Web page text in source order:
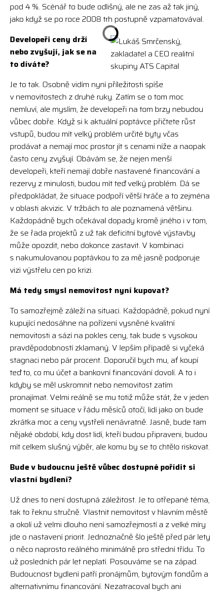
pod 4 %. Scénář to bude odlišný, ale ne zas až tak jiný,
jako když se po roce 2008 trh postupně vzpamatovával.
Developeři ceny drží
nebo zvyšují, jak se na
to díváte?
Je to tak. Osobně vidím nyní příležitosti spíše
v nemovitostech z druhé ruky. Zatím se o tom moc
nemluví, ale myslím, že developeři na tom brzy nebudou
vůbec dobře. Když si k aktuální poptávce přičtete růst
vstupů, budou mít velký problém určité byty včas
prodávat a nemají moc prostor jít s cenami níže a naopak
často ceny zvyšují. Obávám se, že nejen menší
developeři, kteří nemají dobře nastavené financování a
rezervy z minulosti, budou mít teď velký problém. Dá se
předpokládat, že situace podpoří větší hráče a to zejména
v oblasti akvizic. V tržbách to ale poznamená většinu.
Každopádně bych očekával dopady kromě jiného i v tom,
že se řada projektů z už tak deficitní bytové výstavby
může opozdit, nebo dokonce zastavit. V kombinaci
s nakumulovanou poptávkou to za mě jasně podporuje
vizi výstřelu cen po krizi.
Má tedy smysl nemovitost nyní kupovat?
To samozřejmě záleží na situaci. Každopádně, pokud nyní
kupující nedosáhne na pořízení vysněné kvalitní
nemovitosti a sází na pokles ceny, tak bude s vysokou
pravděpodobností zklamaný. V lepším případě si vyčeká
stagnaci nebo pár procent. Doporučil bych mu, ať koupí
teď to, co mu účet a bankovní financování dovolí. A to i
kdyby se měl uskromnit nebo nemovitost zatím
pronajímat. Velmi reálně se mu totiž může stát, že v jeden
moment se situace v řádu měsíců otočí, lidí jako on bude
zkrátka moc a ceny vystřelí nenávratně. Jasně, bude tam
nějaké období, kdy dost lidí, kteří budou připraveni, budou
mít celkem slušný výběr, ale komu by se to chtělo riskovat.
Bude v budoucnu ještě vůbec dostupné pořídit si
vlastní bydlení?
Už dnes to není dostupná záležitost. Je to otřepané téma,
tak to řeknu stručně. Vlastnit nemovitost v hlavním městě
a okolí už velmi dlouho není samozřejmostí a z velké míry
jde o nastavení priorit. Jednoznačně šlo ještě před pár lety
o něco naprosto reálného minimálně pro střední třídu. To
už posledních pár let neplatí. Posouváme se na západ.
Budoucnost bydlení patří pronájmům, bytovým fondům a
alternativnímu financování. Nezatracoval bych ani